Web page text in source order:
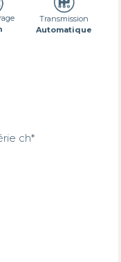
Transmission
Automatique
ch*